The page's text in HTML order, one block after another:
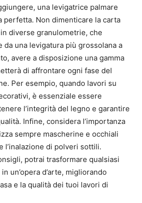
una levigatrice palmare
perfetta. Non dimenticare la carta
diverse granulometrie, che
da una levigatura più grossolana a
avere a disposizione una gamma
di affrontare ogni fase del
Per esempio, quando lavori su
è essenziale essere
l’integrità del legno e garantire
Infine, considera l’importanza
sempre mascherine e occhiali
l’inalazione di polveri sottili.
potrai trasformare qualsiasi
un’opera d’arte, migliorando
e la qualità dei tuoi lavori di